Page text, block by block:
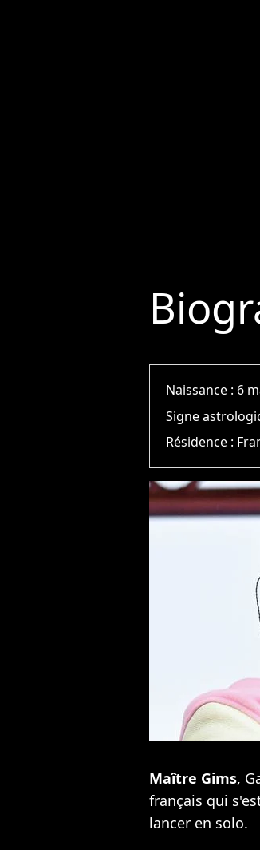
Naissance : 6
Signe
Résidence :
Maître Gims,
français qui
lancer en solo.